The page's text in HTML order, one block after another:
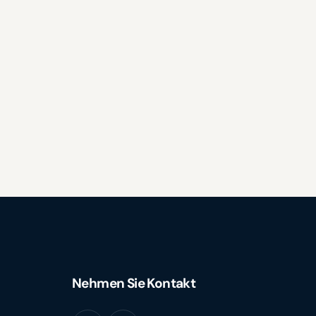
Nehmen Sie Kontakt